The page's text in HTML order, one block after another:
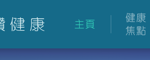
主頁
健康
焦點